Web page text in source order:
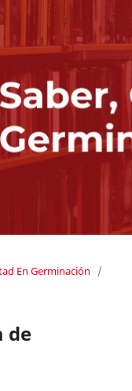
En Germinación
/
de